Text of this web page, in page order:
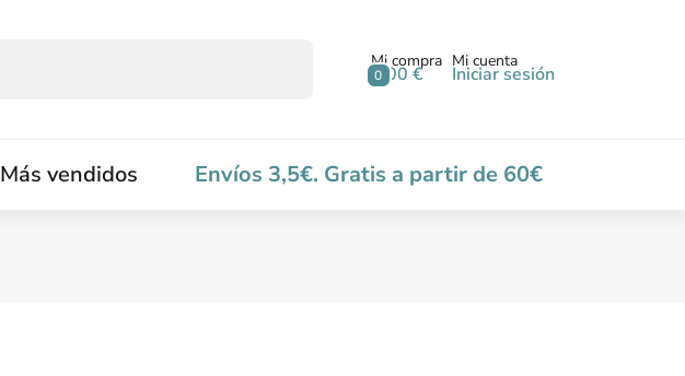
0
Mi compra
0,00 €
Mi cuenta
Iniciar sesión
Más vendidos Envíos 3,5€. Gratis a partir de 60€